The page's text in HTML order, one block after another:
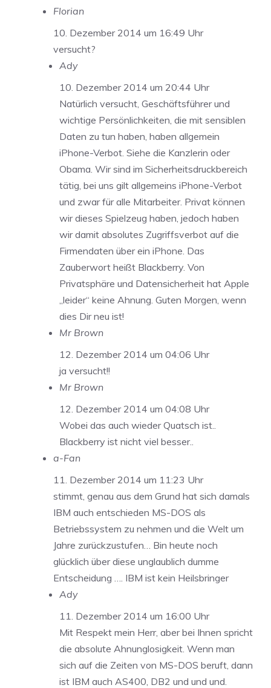
Florian
10. Dezember 2014 um 16:49 Uhr
versucht?
Ady
10. Dezember 2014 um 20:44 Uhr
Natürlich versucht, Geschäftsführer und
wichtige Persönlichkeiten, die mit sensiblen
Daten zu tun haben, haben allgemein
iPhone-Verbot. Siehe die Kanzlerin oder
Obama. Wir sind im Sicherheitsdruckbereich
tätig, bei uns gilt allgemeins iPhone-Verbot
und zwar für alle Mitarbeiter. Privat können
wir dieses Spielzeug haben, jedoch haben
wir damit absolutes Zugriffsverbot auf die
Firmendaten über ein iPhone. Das
Zauberwort heißt Blackberry. Von
Privatsphäre und Datensicherheit hat Apple
„leider“ keine Ahnung. Guten Morgen, wenn
dies Dir neu ist!
Mr Brown
12. Dezember 2014 um 04:06 Uhr
ja versucht!!
Mr Brown
12. Dezember 2014 um 04:08 Uhr
Wobei das auch wieder Quatsch ist..
Blackberry ist nicht viel besser..
a-Fan
11. Dezember 2014 um 11:23 Uhr
stimmt, genau aus dem Grund hat sich damals
IBM auch entschieden MS-DOS als
Betriebssystem zu nehmen und die Welt um
Jahre zurückzustufen… Bin heute noch
glücklich über diese unglaublich dumme
Entscheidung …. IBM ist kein Heilsbringer
Ady
11. Dezember 2014 um 16:00 Uhr
Mit Respekt mein Herr, aber bei Ihnen spricht
die absolute Ahnunglosigkeit. Wenn man
sich auf die Zeiten von MS-DOS beruft, dann
ist IBM auch AS400, DB2 und und und.